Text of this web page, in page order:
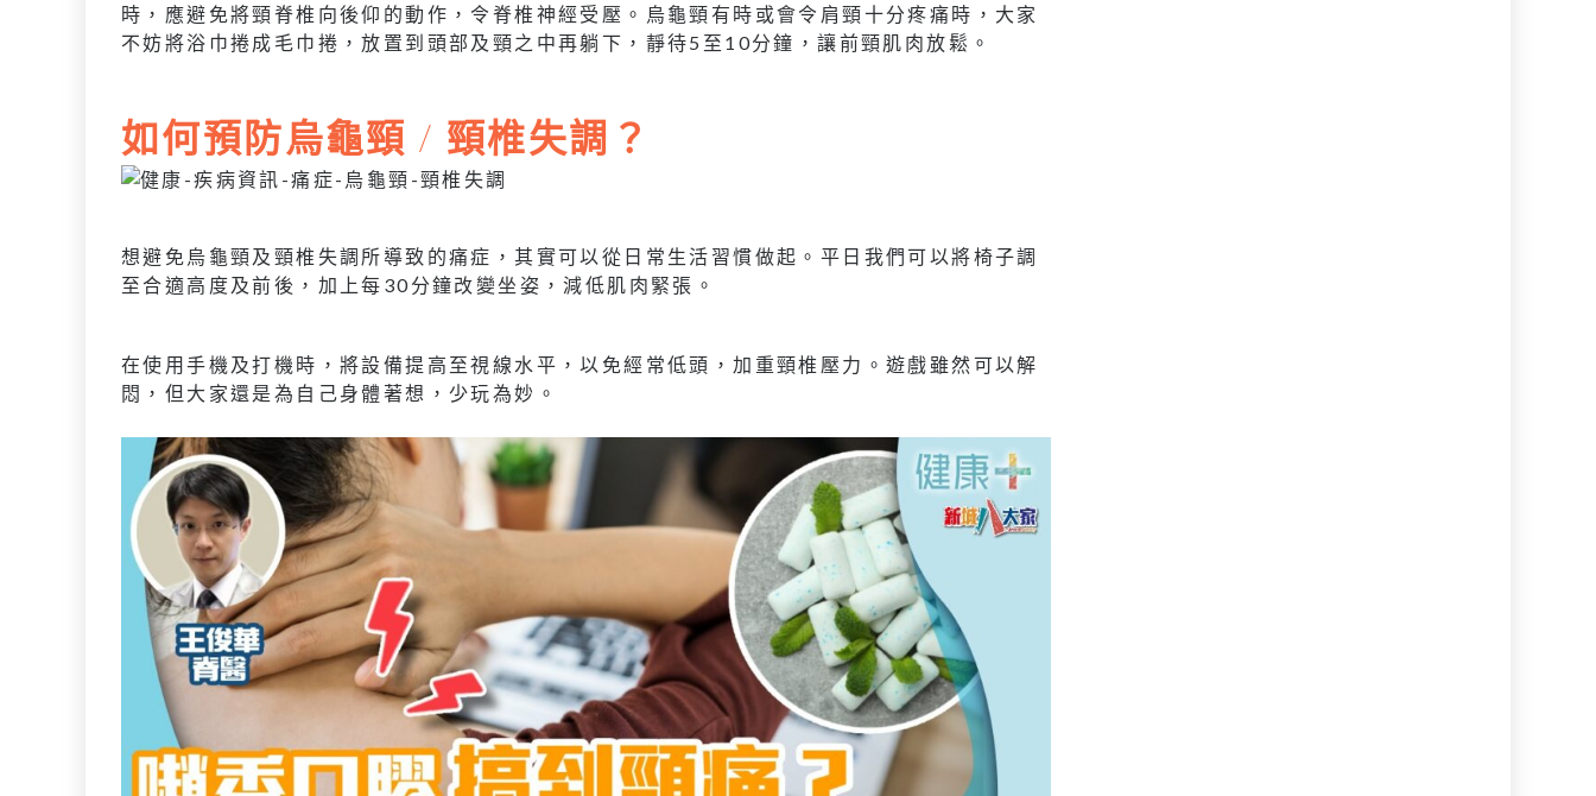
時，應避免將頸脊椎向後仰的動作，令脊椎神經受壓。烏龜頸有時或會令肩頸十分疼痛時，大家
不妨將浴巾捲成毛巾捲，放置到頭部及頸之中再躺下，靜待5至10分鐘，讓前頸肌肉放鬆。
如何預防烏龜頸 / 頸椎失調？
想避免烏龜頸及頸椎失調所導致的痛症，其實可以從日常生活習慣做起。平日我們可以將椅子調
至合適高度及前後，加上每30分鐘改變坐姿，減低肌肉緊張。
在使用手機及打機時，將設備提高至視線水平，以免經常低頭，加重頸椎壓力。遊戲雖然可以解
悶，但大家還是為自己身體著想，少玩為妙。